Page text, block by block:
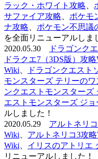
ラック・ホワイト攻略
サファイア攻略
ポケモ
ナ攻略
ポケモン不思議
を全面リニューアルしま
2020.05.30
ドラゴンク
ドラクエ7（3DS版）攻
Wiki
ドラゴンクエスト
モンスターズ テリーの
ンクエストモンスターズ
エストモンスターズ ジ
ルしました！
2020.05.29 アルトネリ
Wiki
アルトネリコ3攻
Wiki
イリスのアトリエ
リニューアルしました！